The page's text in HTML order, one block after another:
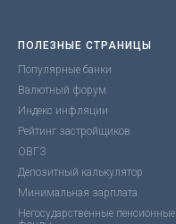
ПОЛЕЗНЫЕ СТРАНИЦЫ
Популярные банки
Валютный форум
Индекс инфляции
Рейтинг застройщиков
ОВГЗ
Депозитный калькулятор
Минимальная зарплата
Негосударственные пенсионные